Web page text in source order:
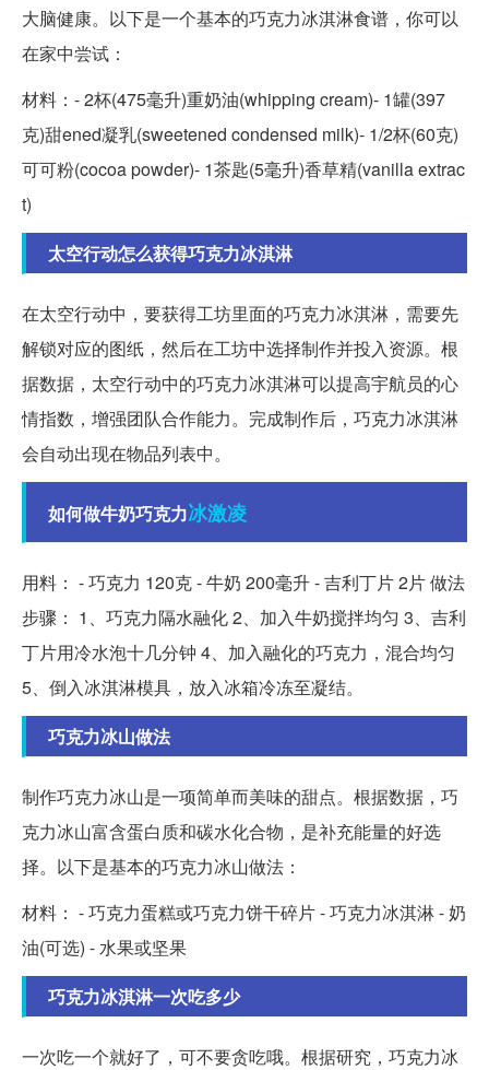
大脑健康。以下是一个基本的巧克力冰淇淋食谱，你可以
在家中尝试：
材料：- 2杯(475毫升)重奶油(whipping cream)- 1罐(397
克)甜ened凝乳(sweetened condensed milk)- 1/2杯(60克)
可可粉(cocoa powder)- 1茶匙(5毫升)香草精(vanilla extrac
t)
太空行动怎么获得巧克力冰淇淋
在太空行动中，要获得工坊里面的巧克力冰淇淋，需要先
解锁对应的图纸，然后在工坊中选择制作并投入资源。根
据数据，太空行动中的巧克力冰淇淋可以提高宇航员的心
情指数，增强团队合作能力。完成制作后，巧克力冰淇淋
会自动出现在物品列表中。
如何做牛奶巧克力冰激凌
用料： - 巧克力 120克 - 牛奶 200毫升 - 吉利丁片 2片 做法
步骤： 1、巧克力隔水融化 2、加入牛奶搅拌均匀 3、吉利
丁片用冷水泡十几分钟 4、加入融化的巧克力，混合均匀
5、倒入冰淇淋模具，放入冰箱冷冻至凝结。
巧克力冰山做法
制作巧克力冰山是一项简单而美味的甜点。根据数据，巧
克力冰山富含蛋白质和碳水化合物，是补充能量的好选
择。以下是基本的巧克力冰山做法：
材料： - 巧克力蛋糕或巧克力饼干碎片 - 巧克力冰淇淋 - 奶
油(可选) - 水果或坚果
巧克力冰淇淋一次吃多少
一次吃一个就好了，可不要贪吃哦。根据研究，巧克力冰